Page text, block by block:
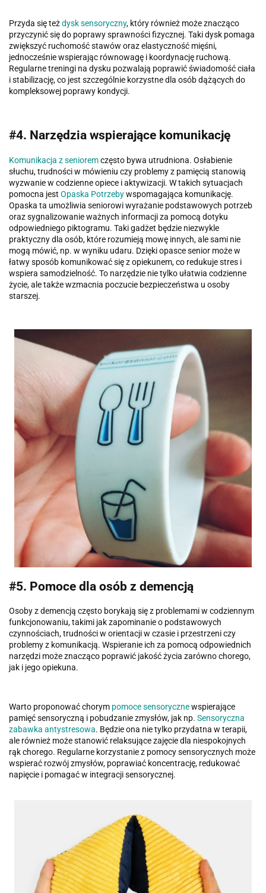
Przyda się teżdysk sensoryczny, który również może znacząco
przyczynić się do poprawy sprawności fizycznej. Taki dysk pomaga
zwiększyć ruchomość stawów oraz elastyczność mięśni,
jednocześnie wspierając równowagę i koordynację ruchową.
Regularne treningi na dysku pozwalają poprawić świadomość ciała
i stabilizację, co jest szczególnie korzystne dla osób dążących do
kompleksowej poprawy kondycji.
#4. Narzędzia wspierające komunikację
Komunikacja z senioremczęsto bywa utrudniona. Osłabienie
słuchu, trudności w mówieniu czy problemy z pamięcią stanowią
wyzwanie w codzienne opiece i aktywizacji. W takich sytuacjach
pomocna jest Opaska Potrzebywspomagająca komunikację.
Opaska ta umożliwia seniorowi wyrażanie podstawowych potrzeb
oraz sygnalizowanie ważnych informacji za pomocą dotyku
odpowiedniego piktogramu. Taki gadżet będzie niezwykle
praktyczny dla osób, które rozumieją mowę innych, ale sami nie
mogą mówić, np. w wyniku udaru. Dzięki opasce senior może w
łatwy sposób komunikować się z opiekunem, co redukuje stres i
wspiera samodzielność. To narzędzie nie tylko ułatwia codzienne
życie, ale także wzmacnia poczucie bezpieczeństwa u osoby
starszej.
#5. Pomoce dla osób z demencją
Osoby z demencją często borykają się z problemami w codziennym
funkcjonowaniu, takimi jak zapominanie o podstawowych
czynnościach, trudności w orientacji w czasie i przestrzeni czy
problemy z komunikacją. Wspieranie ich za pomocą odpowiednich
narzędzi może znacząco poprawić jakość życia zarówno chorego,
jak i jego opiekuna.
Warto proponować chorym pomoce sensorycznewspierające
pamięć sensoryczną i pobudzanie zmysłów, jak np. Sensoryczna
zabawka antystresowa. Będzie ona nie tylko przydatna w terapii,
ale również może stanowić relaksujące zajęcie dla niespokojnych
rąk chorego. Regularne korzystanie z pomocy sensorycznych może
wspierać rozwój zmysłów, poprawiać koncentrację, redukować
napięcie i pomagać w integracji sensorycznej.